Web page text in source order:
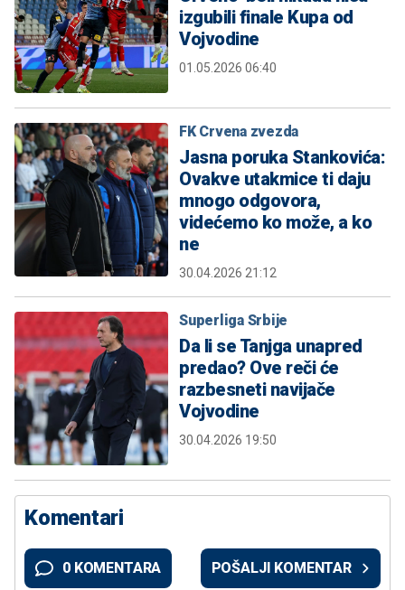
izgubili finale Kupa od
Vojvodine
01.05.2026 06:40
FK Crvena zvezda
Jasna poruka Stankovića:
Ovakve utakmice ti daju
mnogo odgovora,
videćemo ko može, a ko
ne
30.04.2026 21:12
Superliga Srbije
Da li se Tanjga unapred
predao? Ove reči će
razbesneti navijače
Vojvodine
30.04.2026 19:50
Komentari
0 KOMENTARA POŠALJI KOMENTAR